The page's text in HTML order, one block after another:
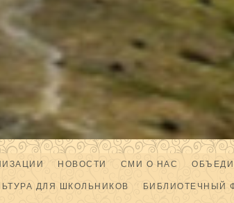
НОВОСТИ СМИ О НАС
ДЛЯ ШКОЛЬНИКОВ БИБЛИОТЕЧНЫЙ